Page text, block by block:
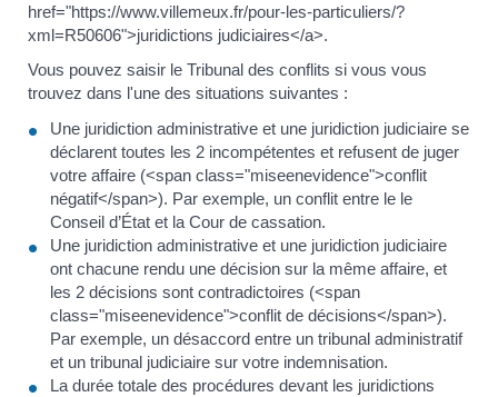
href="https://www.villemeux.fr/pour-les-particuliers/?
xml=R50606">juridictions judiciaires</a>.
Vous pouvez saisir le Tribunal des conflits si vous vous
trouvez dans l'une des situations suivantes :
Une juridiction administrative et une juridiction judiciaire se
déclarent toutes les 2 incompétentes et refusent de juger
votre affaire (<span class="miseenevidence">conflit
négatif</span>). Par exemple, un conflit entre le le
Conseil d’État et la Cour de cassation.
Une juridiction administrative et une juridiction judiciaire
ont chacune rendu une décision sur la même affaire, et
les 2 décisions sont contradictoires (<span
class="miseenevidence">conflit de décisions</span>).
Par exemple, un désaccord entre un tribunal administratif
et un tribunal judiciaire sur votre indemnisation.
La durée totale des procédures devant les juridictions